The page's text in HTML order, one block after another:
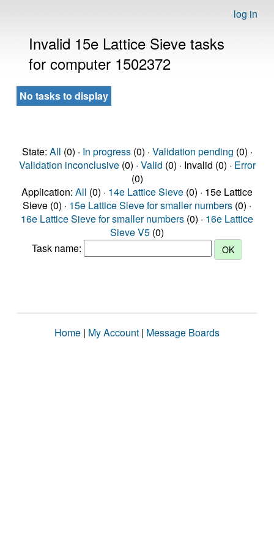
log in
Invalid 15e Lattice Sieve tasks
for computer 1502372
No tasks to display
State: All (0) · In progress(0) · Validation pending (0) ·
Validation inconclusive(0) · Valid (0) · Invalid (0) · Error
(0)
Application: All (0) · 14e Lattice Sieve (0) · 15e Lattice
Sieve (0) · 15e Lattice Sieve for smaller numbers (0) ·
16e Lattice Sieve for smaller numbers (0) · 16e Lattice
Sieve V5 (0)
Task name:
Home | My Account | Message Boards